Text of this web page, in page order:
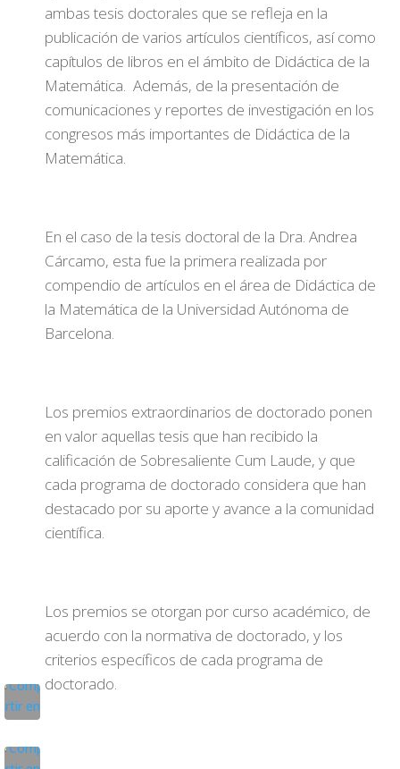
ambas tesis doctorales que se refleja en la
publicación de varios artículos científicos, así como
capítulos de libros en el ámbito de Didáctica de la
Matemática. Además, de la presentación de
comunicaciones y reportes de investigación en los
congresos más importantes de Didáctica de la
Matemática.
En el caso de la tesis doctoral de la Dra. Andrea
Cárcamo, esta fue la primera realizada por
compendio de artículos en el área de Didáctica de
la Matemática de la Universidad Autónoma de
Barcelona.
Los premios extraordinarios de doctorado ponen
en valor aquellas tesis que han recibido la
calificación de Sobresaliente Cum Laude, y que
cada programa de doctorado considera que han
destacado por su aporte y avance a la comunidad
científica.
Los premios se otorgan por curso académico, de
acuerdo con la normativa de doctorado, y los
criterios específicos de cada programa de
doctorado.